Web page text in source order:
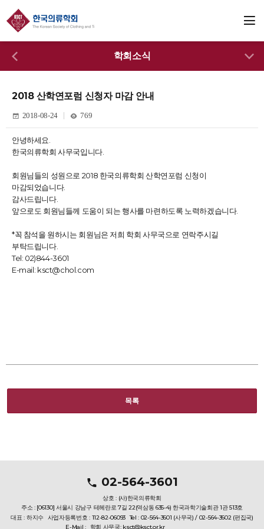
학회소식
2018 산학연포럼 신청자 마감 안내
2018-08-24 769
안녕하세요.
한국의류학회 사무국입니다.
회원님들의 성원으로 2018 한국의류학회 산학연포럼 신청이
마감되었습니다.
감사드립니다.
앞으로도 회원님들께 도움이 되는 행사를 마련하도록 노력하겠습니다.
*꼭 참석을 원하시는 회원님은 저희 학회 사무국으로 연락주시길
부탁드립니다.
Tel: 02)844-3601
E-mail: ksct@chol.com
목록
02-564-3601
상호 : (사)한국의류학회
주소 : [06130] 서울시 강남구 테헤란로 7길 22(역삼동 635-4) 한국과학기술회관 1관 513호
대표 : 하지수 사업자등록번호 : 112-82-06093 Tel : 02-564-3601 (사무국) / 02-564-3602 (편집국)
E-Mail : 학회 사무국: ksct@ksct.or.kr